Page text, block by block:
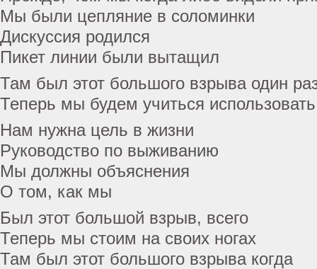
Мы были цепляние в соломинки
Дискуссия родился
Пикет линии были вытащил
Там был этот большого взрыва один
Теперь мы будем учиться
Нам нужна цель в жизни
Руководство по выживанию
Мы должны объяснения
О том, как мы
Был этот большой взрыв, всего
Теперь мы стоим на своих ногах
Там был этот большого взрыва когда